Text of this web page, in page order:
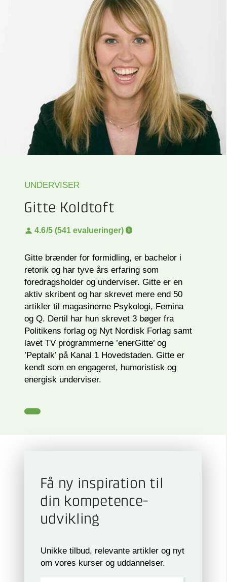
UNDERVISER
Gitte Koldtoft
4.6/5 (541 evalueringer)
Gitte brænder for formidling, er bachelor i
retorik og har tyve års erfaring som
foredragsholder og underviser. Gitte er en
aktiv skribent og har skrevet mere end 50
artikler til magasinerne Psykologi, Femina
og Q. Dertil har hun skrevet 3 bøger fra
Politikens forlag og Nyt Nordisk Forlag samt
lavet TV programmerne ’enerGitte’ og
’Peptalk’ på Kanal 1 Hovedstaden. Gitte er
kendt som en engageret, humoristisk og
energisk underviser.
Få ny inspiration til
din kompetence­
udvikling
Unikke tilbud, relevante artikler og nyt
om vores kurser og uddannelser.